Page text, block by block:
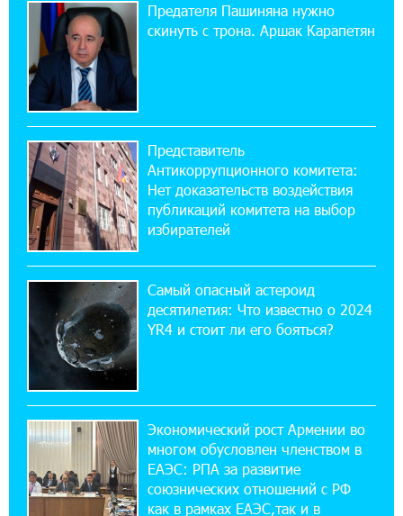
11:03:52 31-07-2026
Если Израиль использует тему Геноцида
армян против Эрдогана, то что для него
значит сам Геноцид?
17:16:14 30-07-2026
ВТБ (Армения): вклад «Стабильный» — до
10% годовых и оформление в мобильном
приложении
17:03:49 30-07-2026
Платформа Rate.Trading на Seaside Startup
14:44:13 29-07-2026
Состоялось открытие Khachaturian Rooftop
при поддержке IDBank
18:38:18 28-07-2026
Пашинян ты упустил свой шанс уйти
спокойно. Аршак Карапетян
Предателя Пашиняна нужно
скинуть с трона. Аршак Карапетян
Представитель
Антикоррупционного комитета:
Нет доказательств воздействия
публикаций комитета на выбор
избирателей
Самый опасный астероид
десятилетия: Что известно о 2024
YR4 и стоит ли его бояться?
Экономический рост Армении во
многом обусловлен членством в
ЕАЭС: РПА за развитие
союзнических отношений с РФ
как в рамках ЕАЭС,так и в